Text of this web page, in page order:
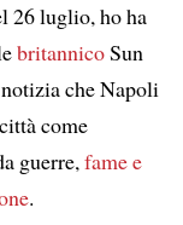
26 luglio, ho ha
britannicoSun
che Napoli
come
guerre,fame e
.